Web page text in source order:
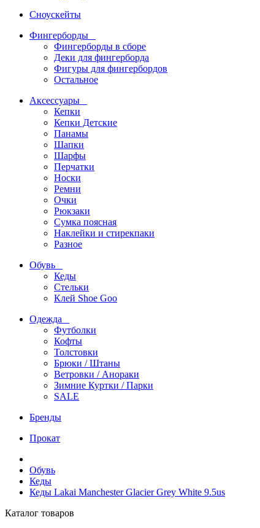
Сноускейты
Фингерборды
Фингерборды в сборе
Деки для фингерборда
Фигуры для фингербордов
Остальное
Аксессуары
Кепки
Кепки Детские
Панамы
Шапки
Шарфы
Перчатки
Носки
Ремни
Очки
Рюкзаки
Сумка поясная
Наклейки и стирекпаки
Разное
Обувь
Кеды
Стельки
Клей Shoe Goo
Одежда
Футболки
Кофты
Толстовки
Брюки / Штаны
Ветровки / Анораки
Зимние Куртки / Парки
SALE
Бренды
Прокат
Обувь
Кеды
Кеды Lakai Manchester Glacier Grey White 9.5us
Каталог товаров